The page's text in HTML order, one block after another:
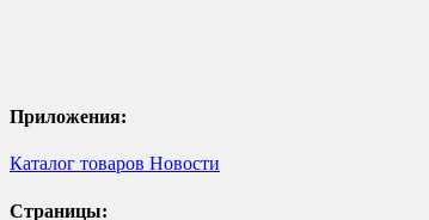
Приложения:
Каталог товаров Новости
Страницы: